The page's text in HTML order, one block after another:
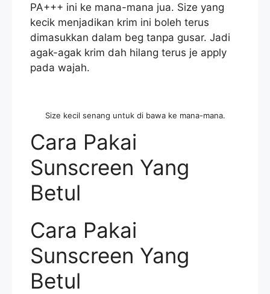
PA+++ ini ke mana-mana jua. Size yang
kecik menjadikan krim ini boleh terus
dimasukkan dalam beg tanpa gusar. Jadi
agak-agak krim dah hilang terus je apply
pada wajah.
Size kecil senang untuk di bawa ke mana-mana.
Cara Pakai
Sunscreen Yang
Betul
Cara Pakai
Sunscreen Yang
Betul